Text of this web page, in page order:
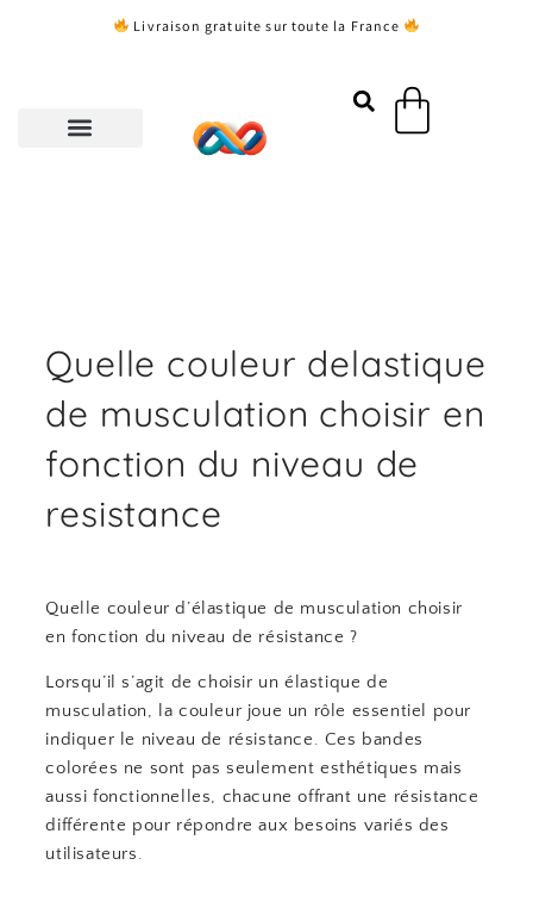
Livraison gratuite sur toute la France
Panier
Quelle couleur delastique
de musculation choisir en
fonction du niveau de
resistance
Quelle couleur d’élastique de musculation choisir
en fonction du niveau de résistance ?
Lorsqu’il s’agit de choisir un élastique de
musculation, la couleur joue un rôle essentiel pour
indiquer le niveau de résistance. Ces bandes
colorées ne sont pas seulement esthétiques mais
aussi fonctionnelles, chacune offrant une résistance
différente pour répondre aux besoins variés des
utilisateurs.